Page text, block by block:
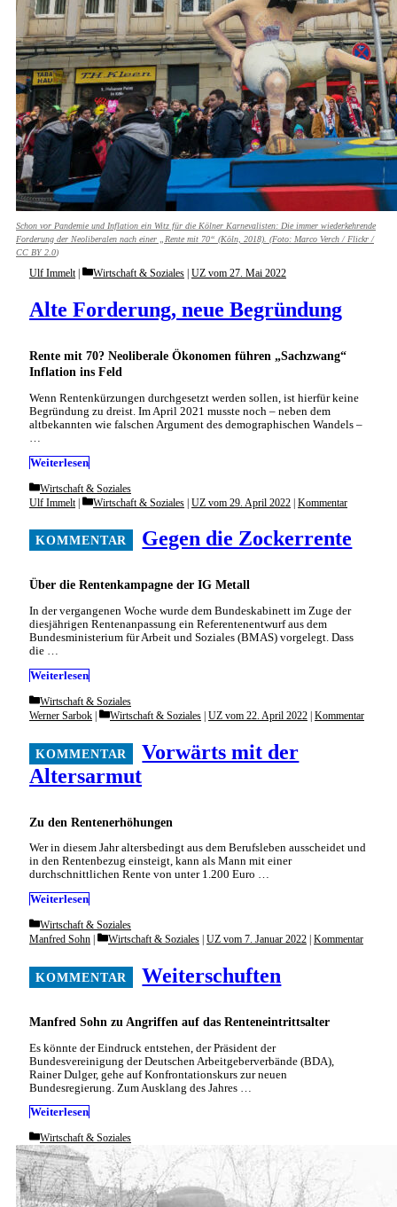
Schon vor Pandemie und Inflation ein Witz für die Kölner Karnevalisten: Die immer wiederkehrende
Forderung der Neoliberalen nach einer „Rente mit 70“ (Köln, 2018). (Foto: Marco Verch / Flickr /
CC BY 2.0)
Rente mit 70? Neoliberale Ökonomen führen „Sachzwang“
Inflation ins Feld
Alte Forderung, neue Begründung
Ulf Immelt Categories
Wirtschaft & Soziales UZ vom 27. Mai 2022
Wenn Rentenkürzungen durchgesetzt werden sollen, ist hierfür keine
Begründung zu dreist. Im April 2021 musste noch – neben dem
altbekannten wie falschen Argument des demographischen Wandels –
…
Weiterlesen
Categories
Wirtschaft & Soziales
Über die Rentenkampagne der IG Metall
Gegen die Zockerrente
Ulf Immelt Categories
Wirtschaft & Soziales | UZ vom 29. April 2022 | Kommentar
In der vergangenen Woche wurde dem Bundeskabinett im Zuge der
diesjährigen Rentenanpassung ein Referentenentwurf aus dem
Bundesministerium für Arbeit und Soziales (BMAS) vorgelegt. Dass
die …
Weiterlesen
Categories
Wirtschaft & Soziales
Zu den Rentenerhöhungen
Vorwärts mit der
Altersarmut
Werner Sarbok Categories
Wirtschaft & Soziales | UZ vom 22. April 2022 | Kommentar
Wer in diesem Jahr altersbedingt aus dem Berufsleben ausscheidet und
in den Rentenbezug einsteigt, kann als Mann mit einer
durchschnittlichen Rente von unter 1.200 Euro …
Weiterlesen
Categories
Wirtschaft & Soziales
Manfred Sohn zu Angriffen auf das Renteneintrittsalter
Weiterschuften
Manfred Sohn Categories
Wirtschaft & Soziales UZ vom 7. Januar 2022 Kommentar
Es könnte der Eindruck entstehen, der Präsident der
Bundesvereinigung der Deutschen Arbeitgeberverbände (BDA),
Rainer Dulger, gehe auf Konfrontationskurs zur neuen
Bundesregierung. Zum Ausklang des Jahres …
Weiterlesen
Categories
Wirtschaft & Soziales